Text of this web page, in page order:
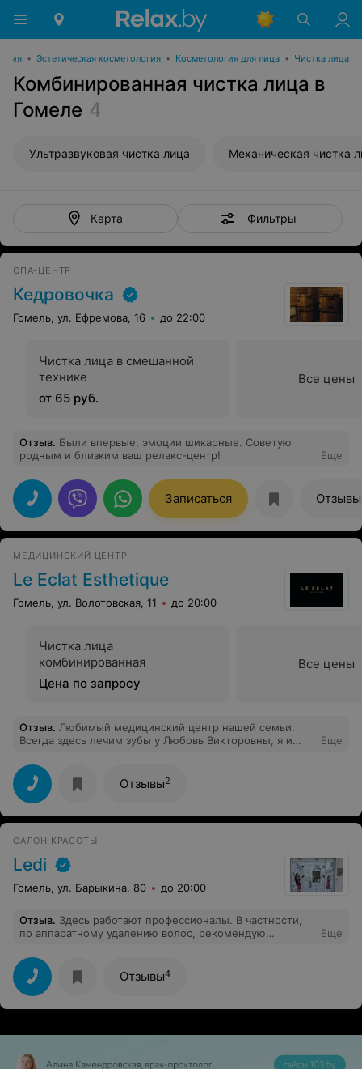
• Эстетическая косметология • Косметология для лица • Чистка лица
Комбинированная чистка лица в
Гомеле 4
Ультразвуковая чистка лица Механическая чистка
Карта Фильтры
СПА-ЦЕНТР
Кедровочка
Гомель, ул. Ефремова, 16 до 22:00
Чистка лица в смешанной
технике
от 65 руб.
Все цены
Отзыв. Были впервые, эмоции шикарные. Советую
родным и близким ваш релакс-центр!
Еще
Записаться Отзывы
МЕДИЦИНСКИЙ ЦЕНТР
Le Eclat Esthetique
Гомель, ул. Волотовская, 11 до 20:00
Чистка лица
комбинированная
Цена по запросу
Все цены
Отзыв. Любимый медицинский центр нашей семьи.
Всегда здесь лечим зубы у Любовь Викторовны, я и
была на чистке у Карины, это лучшая комби чистка на
которой я была. Вообще не больно и кожа лица
действительно стала чистой
Еще
Отзывы2
САЛОН КРАСОТЫ
Ledi
Гомель, ул. Барыкина, 80 до 20:00
Отзыв. Здесь работают профессионалы. В частности,
по аппаратному удалению волос, рекомендую
довольный клиент этого салона! Спасибо LEDI за Ваше
постоянство и качество.
Еще
Отзывы4